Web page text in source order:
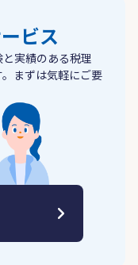
ビス
実績のある税理
まずは気軽にご要